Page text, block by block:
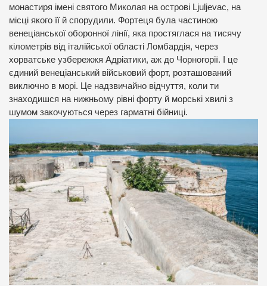
монастиря імені святого Миколая на острові Ljuljevac, на
місці якого її й спорудили. Фортеця була частиною
венеціанської оборонної лінії, яка простяглася на тисячу
кілометрів від італійської області Ломбардія, через
хорватське узбережжя Адріатики, аж до Чорногорії. І це
єдиний венеціанський військовий форт, розташований
виключно в морі. Це надзвичайно відчуття, коли ти
знаходишся на нижньому рівні форту й морські хвилі з
шумом закочуються через гарматні бійниці.